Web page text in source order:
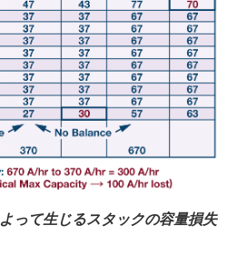
って生じるスタックの容量損失